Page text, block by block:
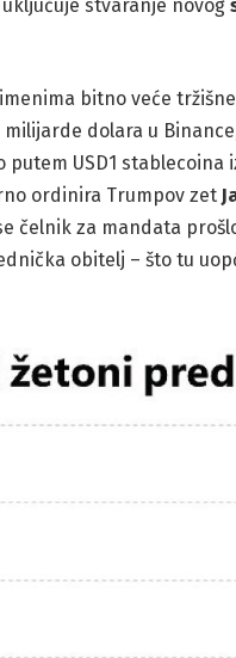
stvaranje novog
bitno veće
dolara u
putem USD1
ordinira Trumpov zet
čelnik za mandata
obitelj – što tu